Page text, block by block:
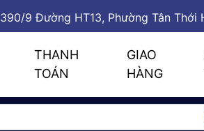
390/9 Đường HT13, Phường Tân Thới
THANH
TOÁN
GIAO
HÀNG